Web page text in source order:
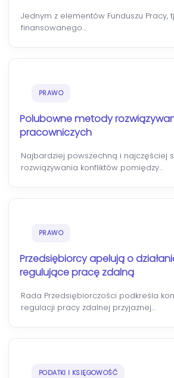
Jednym z elementów Funduszu Pracy,
finansowanego…
PRAWO
Polubowne metody
pracowniczych
Najbardziej powszechną i najczęściej
rozwiązywania konfliktów pomiędzy…
PRAWO
Przedsiębiorcy apelują o
regulujące pracę zdalną
Rada Przedsiębiorczości podkreśla
regulacji pracy zdalnej przyjaznej…
PODATKI I KSIĘGOWOŚĆ